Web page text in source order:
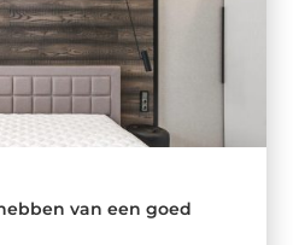
van een goed